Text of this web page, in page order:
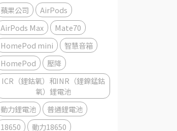
蘋果公司
AirPods
AirPods Max
Mate70
HomePod mini
智慧音箱
HomePod
壓降
ICR（鋰鈷氧）和INR（鋰鎳錳鈷
氧）鋰電池
動力鋰電池
普通鋰電池
18650
動力18650